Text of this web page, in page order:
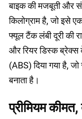
बाइक की मजबूती और
किलोग्राम है, जो इसे
फ्यूल टैंक लंबी दूरी की
और रियर डिस्क
(ABS) दिया गया है,
बनाता है।
प्रीमियम